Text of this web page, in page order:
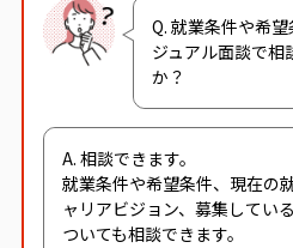
Q. 就業条件や希
ジュアル面談で相
か？
A. 相談できます。
就業条件や希望条件、現在の
ャリアビジョン、募集してい
ついても相談できます。